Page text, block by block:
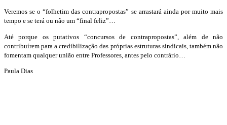
Veremos se o “folhetim das contrapropostas” se arrastará ainda por muito mais
tempo e se terá ou não um “final feliz”…
Até porque os putativos “concursos de contrapropostas”, além de não
contribuírem para a credibilização das próprias estruturas sindicais, também não
fomentam qualquer união entre Professores, antes pelo contrário…
Paula Dias